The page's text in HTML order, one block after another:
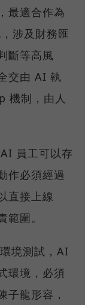
最適合作為
涉及財務匯
斷等高風
交由 AI 執
機制，由人
員工可以存
作必須經過
直接上線
圍。
境測試，AI
環境，必須
子龍形容，